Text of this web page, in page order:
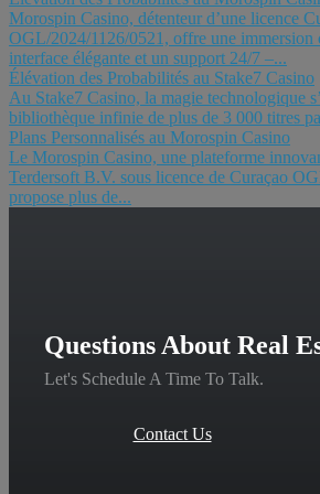
Morospin Casino, détenteur d’une licence
OGL/2024/1126/0521, offre une immersion
interface élégante et un support 24/7 –...
Élévation des Probabilités au Stake7 Casino
Au Stake7 Casino, la magie technologique
bibliothèque infinie de plus de 3 000 titres
Plans Personnalisés au Morospin Casino
Le Morospin Casino, une plateforme
Terdersoft B.V. sous licence de Curaçao
propose plus de...
Questions About Real
Let's Schedule A Time To Talk.
Contact Us